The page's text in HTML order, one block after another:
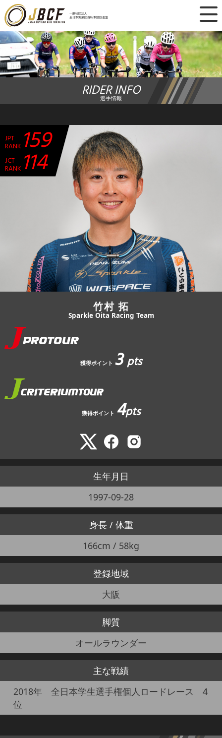
一般社団法人
全日本実業団自転車競技連盟
×
ニュース
レース日程
ランキング
チーム・選手
競技ガイド
加盟・登録
エントリー
JBCF ROAD SERIESとは
RIDER INFO
選手情報
JPT
RANK 159
JCT
RANK 114
竹村 拓
Sparkle Oita Racing Team
獲得ポイント 3pts
獲得ポイント 4pts
生年月日
1997-09-28
身長 / 体重
166cm / 58kg
登録地域
大阪
脚質
オールラウンダー
主な戦績
2018年 全日本学生選手権個人ロードレース 4
位